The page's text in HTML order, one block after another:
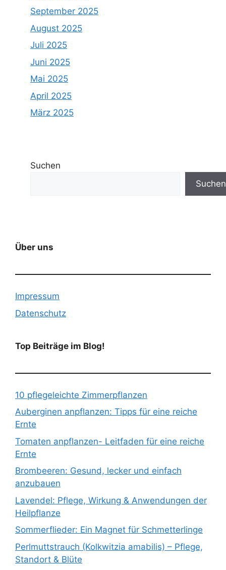
September 2025
August 2025
Juli 2025
Juni 2025
Mai 2025
April 2025
März 2025
Suchen
Suchen
Über uns
Impressum
Datenschutz
Top Beiträge im Blog!
10 pflegeleichte Zimmerpflanzen
Auberginen anpflanzen: Tipps für eine reiche
Ernte
Tomaten anpflanzen- Leitfaden für eine reiche
Ernte
Brombeeren: Gesund, lecker und einfach
anzubauen
Lavendel: Pflege, Wirkung & Anwendungen der
Heilpflanze
Sommerflieder: Ein Magnet für Schmetterlinge
Perlmuttstrauch (Kolkwitzia amabilis) – Pflege,
Standort & Blüte